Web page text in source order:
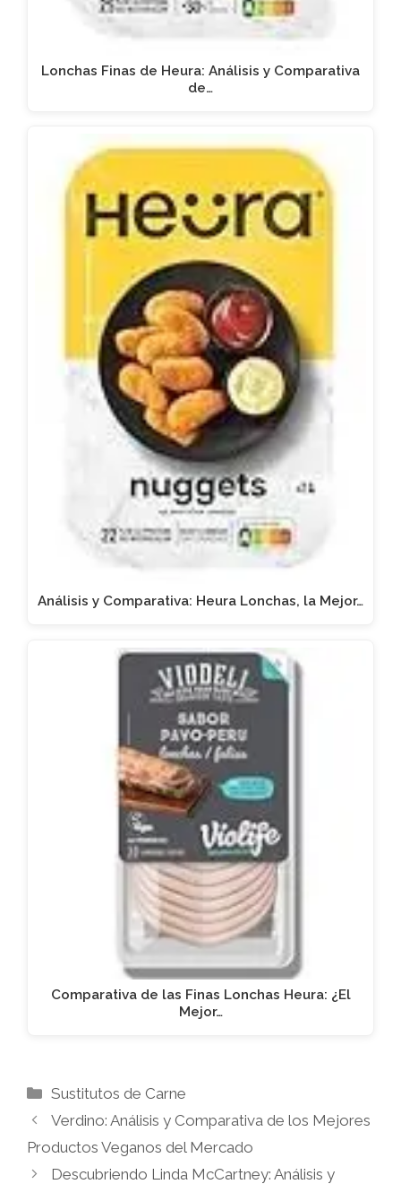
Lonchas Finas de Heura: Análisis y Comparativa
de…
Análisis y Comparativa: Heura Lonchas, la Mejor…
Comparativa de las Finas Lonchas Heura: ¿El
Mejor…
Categorías
Sustitutos de Carne
Verdino: Análisis y Comparativa de los Mejores
Productos Veganos del Mercado
Descubriendo Linda McCartney: Análisis y